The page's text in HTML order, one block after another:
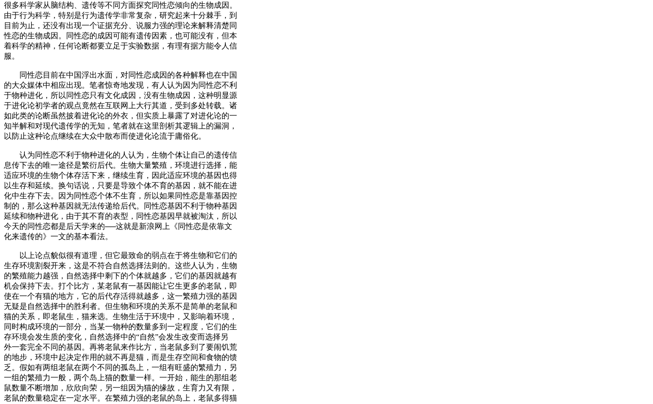
很多科学家从脑结构、遗传等不同方面探究同性恋倾向的生物成因。
由于行为科学，特别是行为遗传学非常复杂，研究起来十分棘手，到
目前为止，还没有出现一个证据充分、说服力强的理论来解释清楚同
性恋的生物成因。同性恋的成因可能有遗传因素，也可能没有，但本
着科学的精神，任何论断都要立足于实验数据，有理有据方能令人信
服。
同性恋目前在中国浮出水面，对同性恋成因的各种解释也在中国
的大众媒体中相应出现。笔者惊奇地发现，有人认为因为同性恋不利
于物种进化，所以同性恋只有文化成因，没有生物成因，这种明显源
于进化论初学者的观点竟然在互联网上大行其道，受到多处转载。诸
如此类的论断虽然披着进化论的外衣，但实质上暴露了对进化论的一
知半解和对现代遗传学的无知，笔者就在这里剖析其逻辑上的漏洞，
以防止这种论点继续在大众中散布而使进化论流于庸俗化。
认为同性恋不利于物种进化的人认为，生物个体让自己的遗传信
息传下去的唯一途径是繁衍后代。生物大量繁殖，环境进行选择，能
适应环境的生物个体存活下来，继续生育，因此适应环境的基因也得
以生存和延续。换句话说，只要是导致个体不育的基因，就不能在进
化中生存下去。因为同性恋个体不生育，所以如果同性恋是靠基因控
制的，那么这种基因就无法传递给后代。同性恋基因不利于物种基因
延续和物种进化，由于其不育的表型，同性恋基因早就被淘汰，所以
今天的同性恋都是后天学来的──这就是新浪网上《同性恋是依靠文
化来遗传的》一文的基本看法。
以上论点貌似很有道理，但它最致命的弱点在于将生物和它们的
生存环境割裂开来，这是不符合自然选择法则的。这些人认为，生物
的繁殖能力越强，自然选择中剩下的个体就越多，它们的基因就越有
机会保持下去。打个比方，某老鼠有一基因能让它生更多的老鼠，即
使在一个有猫的地方，它的后代存活得就越多，这一繁殖力强的基因
无疑是自然选择中的胜利者。但生物和环境的关系不是简单的老鼠和
猫的关系，即老鼠生，猫来选。生物生活于环境中，又影响着环境，
同时构成环境的一部分，当某一物种的数量多到一定程度，它们的生
存环境会发生质的变化，自然选择中的“自然”会发生改变而选择另
外一套完全不同的基因。再将老鼠来作比方，当老鼠多到了要闹饥荒
的地步，环境中起决定作用的就不再是猫，而是生存空间和食物的馈
乏。假如有两组老鼠在两个不同的孤岛上，一组有旺盛的繁殖力，另
一组的繁殖力一般，两个岛上猫的数量一样。一开始，能生的那组老
鼠数量不断增加，欣欣向荣，另一组因为猫的缘故，生育力又有限，
老鼠的数量稳定在一定水平。在繁殖力强的老鼠的岛上，老鼠多得猫